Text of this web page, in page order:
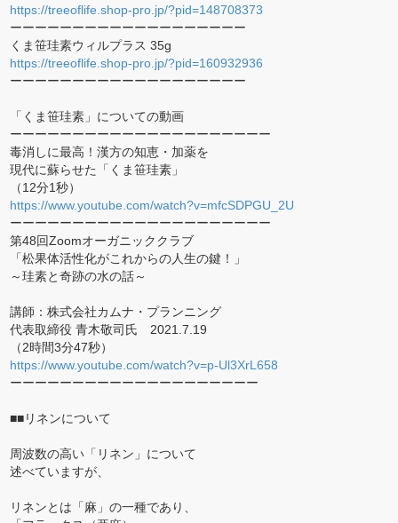
https://treeoflife.shop-pro.jp/?pid=148708373
ーーーーーーーーーーーーーーーーーーー
くま笹珪素ウィルプラス 35g
https://treeoflife.shop-pro.jp/?pid=160932936
ーーーーーーーーーーーーーーーーーーー
「くま笹珪素」についての動画
ーーーーーーーーーーーーーーーーーーーーー
毒消しに最高！漢方の知恵・加薬を
現代に蘇らせた「くま笹珪素」
（12分1秒）
https://www.youtube.com/watch?v=mfcSDPGU_2U
ーーーーーーーーーーーーーーーーーーーーー
第48回Zoomオーガニッククラブ
「松果体活性化がこれからの人生の鍵！」
～珪素と奇跡の水の話～
講師：株式会社カムナ・プランニング
代表取締役 青木敬司氏 2021.7.19
（2時間3分47秒）
https://www.youtube.com/watch?v=p-Ul3XrL658
ーーーーーーーーーーーーーーーーーーーー
■■リネンについて
周波数の高い「リネン」について
述べていますが、
リネンとは「麻」の一種であり、